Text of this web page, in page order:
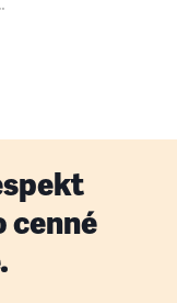
cenné